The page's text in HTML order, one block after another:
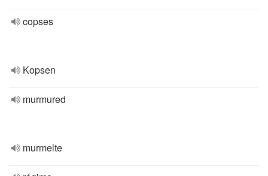
copses
Kopsen
murmured
murmelte